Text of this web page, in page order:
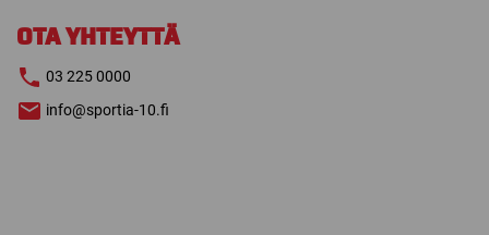
OTA YHTEYTTÄ
03 225 0000
info@sportia-10.fi